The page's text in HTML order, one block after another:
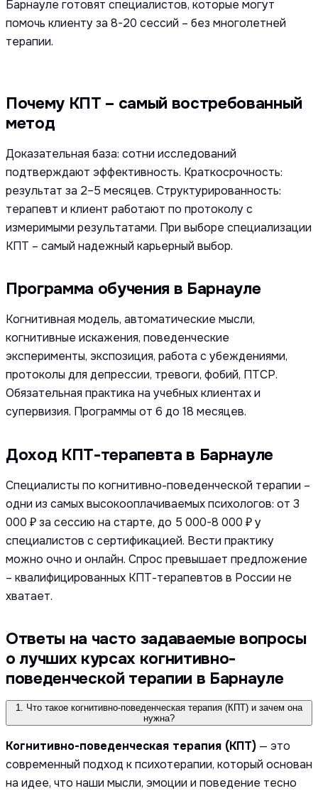
Барнауле готовят специалистов, которые могут
помочь клиенту за 8-20 сессий – без многолетней
терапии.
Почему КПТ – самый востребованный
метод
Доказательная база: сотни исследований
подтверждают эффективность. Краткосрочность:
результат за 2–5 месяцев. Структурированность:
терапевт и клиент работают по протоколу с
измеримыми результатами. При выборе специализации
КПТ – самый надежный карьерный выбор.
Программа обучения в Барнауле
Когнитивная модель, автоматические мысли,
когнитивные искажения, поведенческие
эксперименты, экспозиция, работа с убеждениями,
протоколы для депрессии, тревоги, фобий, ПТСР.
Обязательная практика на учебных клиентах и
супервизия. Программы от 6 до 18 месяцев.
Доход КПТ-терапевта в Барнауле
Специалисты по когнитивно-поведенческой терапии –
одни из самых высокооплачиваемых психологов: от 3
000 ₽ за сессию на старте, до 5 000-8 000 ₽ у
специалистов с сертификацией. Вести практику
можно очно и онлайн. Спрос превышает предложение
– квалифицированных КПТ-терапевтов в России не
хватает.
Ответы на часто задаваемые вопросы
о лучших курсах когнитивно-
поведенческой терапии в Барнауле
1. Что такое когнитивно-поведенческая терапия (КПТ) и зачем она
нужна?
Когнитивно-поведенческая терапия (КПТ) — это
современный подход к психотерапии, который основан
на идее, что наши мысли, эмоции и поведение тесно